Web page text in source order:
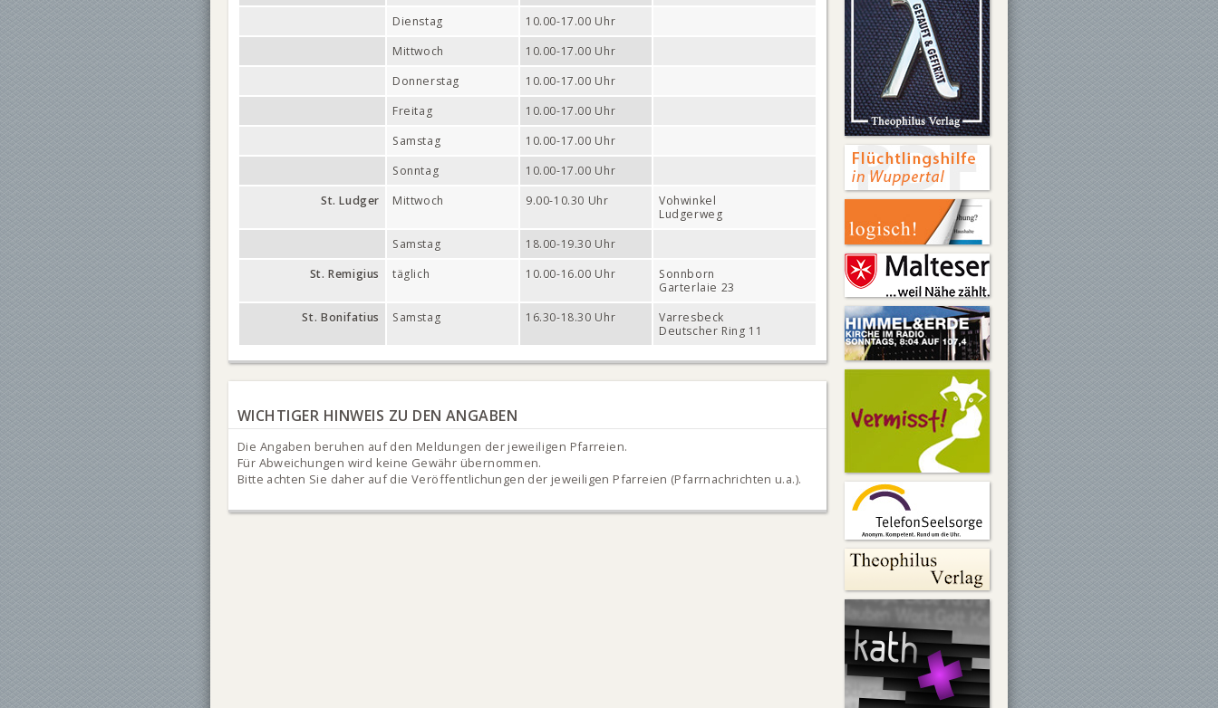
Dienstag
10.00-17.00 Uhr
Mittwoch
10.00-17.00 Uhr
Donnerstag
10.00-17.00 Uhr
Freitag
10.00-17.00 Uhr
Samstag
10.00-17.00 Uhr
Sonntag
10.00-17.00 Uhr
St. Ludger
Mittwoch 9.00-10.30 Uhr
Vohwinkel
Ludgerweg
Samstag
18.00-19.30 Uhr
St. Remigius
täglich 10.00-16.00 Uhr
Sonnborn
Garterlaie 23
St. Bonifatius
Samstag 16.30-18.30 Uhr
Varresbeck
Deutscher Ring 11
WICHTIGER HINWEIS ZU DEN ANGABEN
Die Angaben beruhen auf den Meldungen der jeweiligen Pfarreien.
Für Abweichungen wird keine Gewähr übernommen.
Bitte achten Sie daher auf die Veröffentlichungen der jeweiligen Pfarreien (Pfarrnachrichten u.a.).